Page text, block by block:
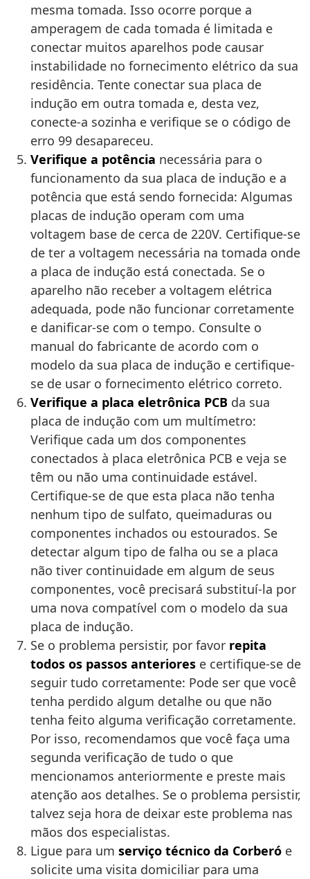
mesma tomada. Isso ocorre porque a
amperagem de cada tomada é limitada e
conectar muitos aparelhos pode causar
instabilidade no fornecimento elétrico da sua
residência. Tente conectar sua placa de
indução em outra tomada e, desta vez,
conecte-a sozinha e verifique se o código de
erro 99 desapareceu.
Verifique a potência necessária para o
funcionamento da sua placa de indução e a
potência que está sendo fornecida: Algumas
placas de indução operam com uma
voltagem base de cerca de 220V. Certifique-se
de ter a voltagem necessária na tomada onde
a placa de indução está conectada. Se o
aparelho não receber a voltagem elétrica
adequada, pode não funcionar corretamente
e danificar-se com o tempo. Consulte o
manual do fabricante de acordo com o
modelo da sua placa de indução e certifique-
se de usar o fornecimento elétrico correto.
Verifique a placa eletrônica PCB da sua
placa de indução com um multímetro:
Verifique cada um dos componentes
conectados à placa eletrônica PCB e veja se
têm ou não uma continuidade estável.
Certifique-se de que esta placa não tenha
nenhum tipo de sulfato, queimaduras ou
componentes inchados ou estourados. Se
detectar algum tipo de falha ou se a placa
não tiver continuidade em algum de seus
componentes, você precisará substituí-la por
uma nova compatível com o modelo da sua
placa de indução.
Se o problema persistir, por favor repita
todos os passos anteriores e certifique-se de
seguir tudo corretamente: Pode ser que você
tenha perdido algum detalhe ou que não
tenha feito alguma verificação corretamente.
Por isso, recomendamos que você faça uma
segunda verificação de tudo o que
mencionamos anteriormente e preste mais
atenção aos detalhes. Se o problema persistir,
talvez seja hora de deixar este problema nas
mãos dos especialistas.
Ligue para um serviço técnico da Corberó e
solicite uma visita domiciliar para uma